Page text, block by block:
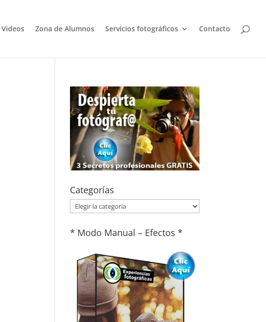
Videos Zona de Alumnos Servicios fotográficos Contacto
Categorías
Categorías
* Modo Manual – Efectos *